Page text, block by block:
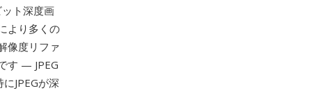
ト深度画
より多くの
像度リファ
す — JPEG
JPEGが深